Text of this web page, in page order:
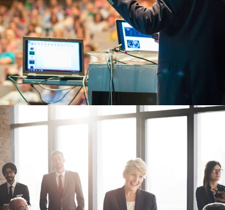
6 DE JUNIO DE 2016
BY SECUREADMIN_WP9K3